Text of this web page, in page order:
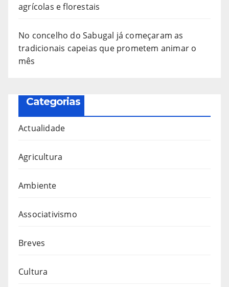
agrícolas e florestais
No concelho do Sabugal já começaram as
tradicionais capeias que prometem animar o
mês
Categorias
Actualidade
Agricultura
Ambiente
Associativismo
Breves
Cultura